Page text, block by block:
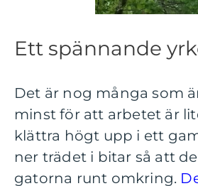
Ett spännande
Det är nog många som
minst för att arbetet är
klättra högt upp i ett
ner trädet i bitar så att
gatorna runt omkring.